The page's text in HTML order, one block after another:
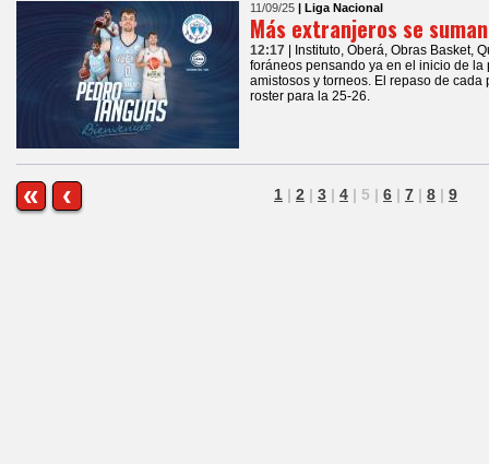
11/09/25 | Liga Nacional
Más extranjeros se
12:17
| Instituto, Oberá, Obras Basket,
foráneos pensando ya en el inicio de la
amistosos y torneos. El repaso de
roster para la 25-26.
« ‹ 1 | 2 | 3 | 4 | 5 | 6 | 7 | 8 | 9